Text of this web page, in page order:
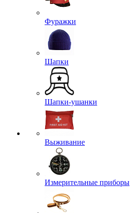
Фуражки
Шапки
Шапки-ушанки
Выживание
Измерительные приборы